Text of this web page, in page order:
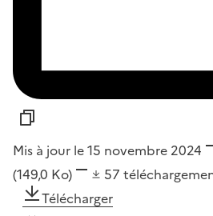
Mis à jour le 15 novembre 2024
(149,0 Ko)
57
Télécharger